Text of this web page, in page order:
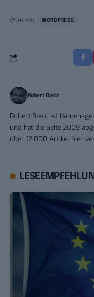
THEMEN: WORDPRESS
Robert Basic
Robert Basic ist
und hat die Seite 2009
über 12.000 Artikel hier